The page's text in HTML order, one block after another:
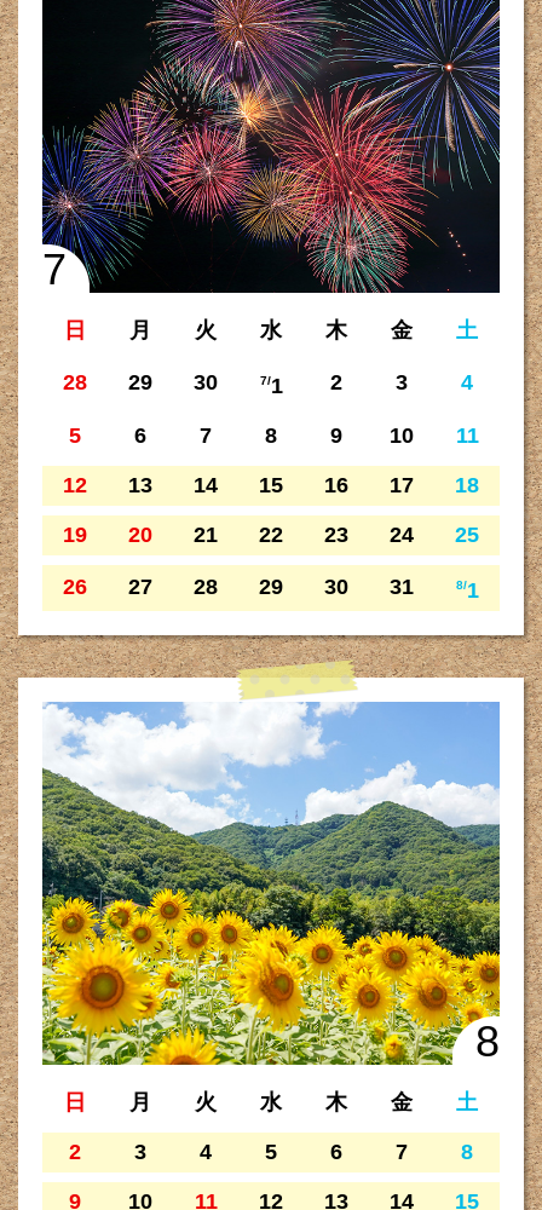
7
日 月 火 水 木 金 土
28 29 30 7/1 2 3 4
5 6 7 8 9 10 11
12 13 14 15 16 17 18
19 20 21 22 23 24 25
26 27 28 29 30 31 8/1
8
日 月 火 水 木 金 土
2 3 4 5 6 7 8
9 10 11 12 13 14 15